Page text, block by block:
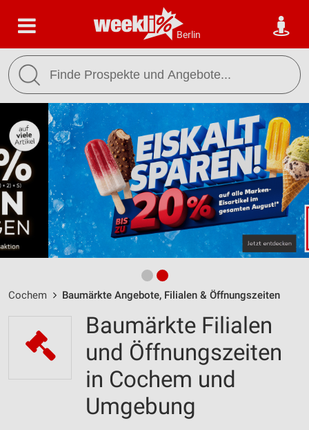
Berlin
Cochem Baumärkte Angebote, Filialen & Öffnungszeiten
Baumärkte Filialen
und Öffnungszeiten
in Cochem und
Umgebung